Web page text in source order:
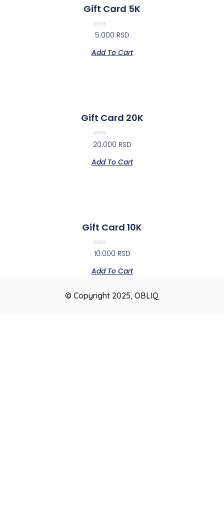
Gift Card 5K
Rated
0
of
5.000 RSD
Add To Cart
Gift Card 20K
Rated
0
of
20.000 RSD
Add To Cart
Gift Card 10K
Rated
0
of
10.000 RSD
Add To Cart
© Copyright 2025, OBLIQ